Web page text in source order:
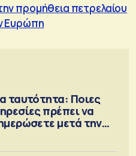
προμήθεια πετρελαίου
Ευρώπη
ταυτότητα: Ποιες
πρέπει να
μετά την